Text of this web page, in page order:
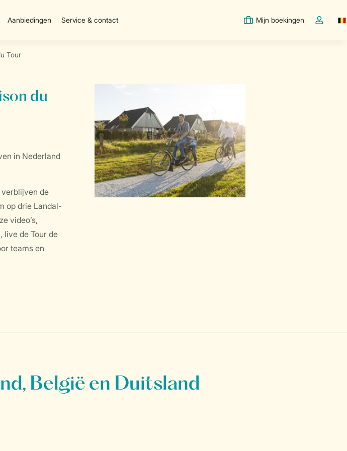
Aanbiedingen Service & contact Mijn boekingen
Open de
Tour
du
in Nederland
verblijven de
op drie Landal-
video’s,
live de Tour de
teams en
België en Duitsland